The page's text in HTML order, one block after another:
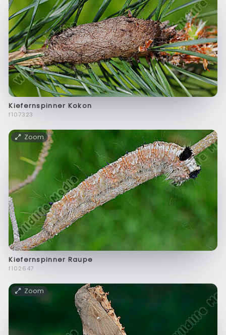
Kiefernspinner Kokon
f107323
Zoom
Kiefernspinner Raupe
f102647
Zoom